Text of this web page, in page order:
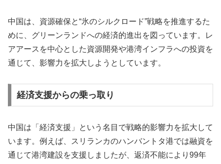
中国は、資源確保と“氷のシルクロード”戦略を推進するた
めに、グリーンランドへの経済的進出を図っています。レ
アアースを中心とした資源開発や港湾インフラへの投資を
通じて、影響力を拡大しようとしています。
経済支援からの乗っ取り
中国は「経済支援」という名目で戦略的影響力を拡大して
います。例えば、スリランカのハンバントタ港では融資を
通じて港湾建設を支援しましたが、返済不能により99年